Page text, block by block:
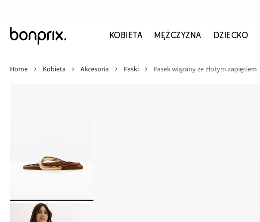
KOBIETA MĘŻCZYZNA DZIECKO
Home
Kobieta Akcesoria Paski Pasek wiązany ze złotym zapięciem